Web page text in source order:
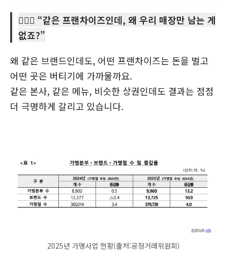
🤦🏼‍♀️ “같은 프랜차이즈인데, 왜 우리 매장만 남는 게
없죠?”
왜 같은 브랜드인데도, 어떤 프랜차이즈는 돈을 벌고
어떤 곳은 버티기에 가까울까요.
같은 본사, 같은 메뉴, 비슷한 상권인데도 결과는 점점
더 극명하게 갈리고 있습니다.
2025년 가맹사업 현황(출처:공정거래위원회)